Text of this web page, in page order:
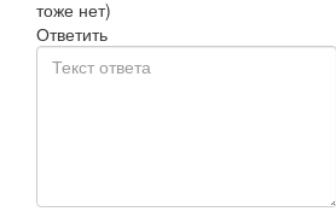
тоже нет)
Ответить